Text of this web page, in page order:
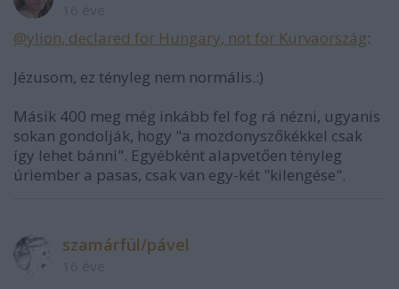
@ylion, declared for Hungary, not for Kurvaország:
Jézusom, ez tényleg nem normális.:)
Másik 400 meg még inkább fel fog rá nézni, ugyanis
sokan gondolják, hogy "a mozdonyszőkékkel csak
így lehet bánni". Egyébként alapvetően tényleg
úriember a pasas, csak van egy-két "kilengése".
szamárfül/pável